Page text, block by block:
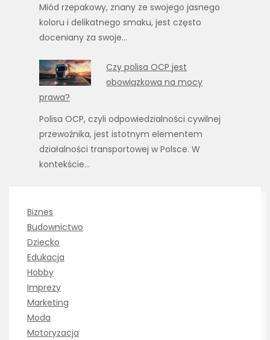
Miód rzepakowy, znany ze swojego jasnego
koloru i delikatnego smaku, jest często
doceniany za swoje…
Czy polisa OCP jest
obowiązkowa na mocy
prawa?
Polisa OCP, czyli odpowiedzialności cywilnej
przewoźnika, jest istotnym elementem
działalności transportowej w Polsce. W
kontekście…
Biznes
Budownictwo
Dziecko
Edukacja
Hobby
Imprezy
Marketing
Moda
Motoryzacja